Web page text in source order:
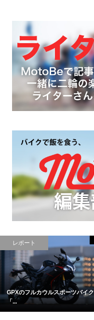
レポート
GPXのフルカウルスポーツバイク
「...